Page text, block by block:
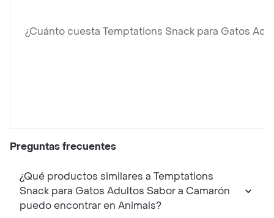
¿Cuánto cuesta Temptations Snack para Gatos
Preguntas frecuentes
¿Qué productos similares a Temptations
Snack para Gatos Adultos Sabor a Camarón
puedo encontrar en Animals?